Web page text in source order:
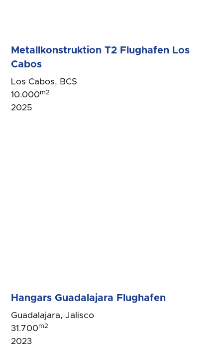
Metallkonstruktion T2 Flughafen Los
Cabos
Los Cabos, BCS
10.000m2
2025
Hangars Guadalajara Flughafen
Guadalajara, Jalisco
31.700m2
2023